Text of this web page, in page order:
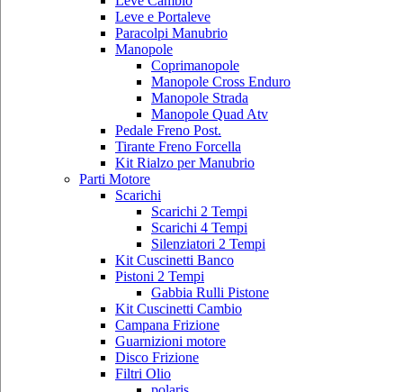
Leve e Portaleve
Paracolpi Manubrio
Manopole
Coprimanopole
Manopole Cross Enduro
Manopole Strada
Manopole Quad Atv
Pedale Freno Post.
Tirante Freno Forcella
Kit Rialzo per Manubrio
Parti Motore
Scarichi
Scarichi 2 Tempi
Scarichi 4 Tempi
Silenziatori 2 Tempi
Kit Cuscinetti Banco
Pistoni 2 Tempi
Gabbia Rulli Pistone
Kit Cuscinetti Cambio
Campana Frizione
Guarnizioni motore
Disco Frizione
Filtri Olio